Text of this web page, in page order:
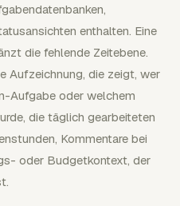
enthalten. Eine
die fehlende Zeitebene.
Aufzeichnung, die zeigt, wer
Aufgabe oder welchem
die täglich gearbeiteten
Kommentare bei
oder Budgetkontext, der